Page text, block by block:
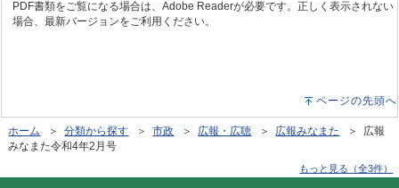
PDF書類をご覧になる場合は、Adobe Readerが必要です。正しく表示されない
場合、最新バージョンをご利用ください。
ページの先頭へ
ホーム ＞分類から探す ＞市政 ＞ 広報・広聴 ＞ 広報みなまた
＞ 広報
みなまた令和4年2月号
もっと見る（全3件）